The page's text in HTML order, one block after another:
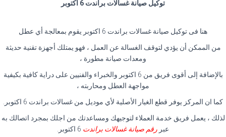
توكيل صيانة غسالات براندت 6 اكتوبر
هنا فى توكيل صيانة غسالات براندت 6 اكتوبر يقوم بمعالجة أي عطل
من الممكن أن يؤدي لتوقف الغسالة عن العمل ، فهو يمتلك أجهزة تقنية حديثة
ومعدات صيانة مطورة ،
بالإضافة إلى أقوى فريق من 6 اكتوبر والخبراء والفنيين على دراية كافية بكيفية
مواجهة العطل ومحاربته ،
كما ان المركز يوفر قطع الغيار الأصلية لأي موديل من غسالات براندت 6 اكتوبر.
لذلك ، يعمل فريق خدمة العملاء لتوجيهك ومساعدتك من اجلك بمجرد اتصالك به
عبر رقم صيانة غسالات براندت